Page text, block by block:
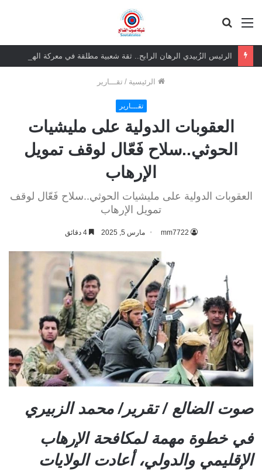
القائمة
الرئيسية / تقـــارير
تقـــارير
العقوبات الدولية على مليشيات
الحوثي..سلاح فَعّال لوقف تمويل
الإرهاب
العقوبات الدولية على مليشيات الحوثي..سلاح فَعّال لوقف
تمويل الإرهاب
mm7722 مارس 5, 2025 4 دقائق
صوت الضالع / تقرير/ محمد الزبيري
في خطوة مهمة لمكافحة الإرهاب
الإقليمي والدولي، أعادت الولايات